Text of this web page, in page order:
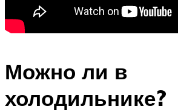
Можно ли в
холодильнике?